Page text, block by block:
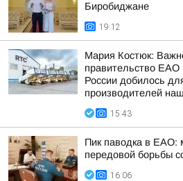
Биробиджане
19:12
Мария Костюк:
правительство ЕАО
России добилось
производителей
15:43
Пик паводка в ЕАО:
передовой борьбы
16:06